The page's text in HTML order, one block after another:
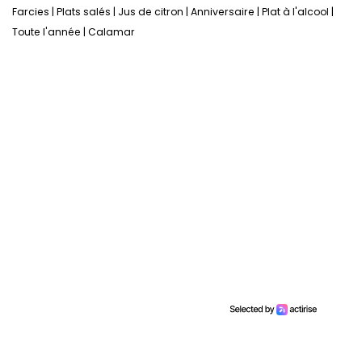
Farcies Plats salés Jus de citron Anniversaire Plat à l'alcool
Toute l'année Calamar